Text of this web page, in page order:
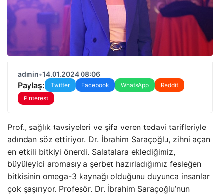
admin•14.01.2024 08:06
Paylaş: Twitter Facebook WhatsApp
Reddit
Pinterest
Prof., sağlık tavsiyeleri ve şifa veren tedavi tarifleriyle
adından söz ettiriyor. Dr. İbrahim Saraçoğlu, zihni açan
en etkili bitkiyi önerdi. Salatalara eklediğimiz,
büyüleyici aromasıyla şerbet hazırladığımız fesleğen
bitkisinin omega-3 kaynağı olduğunu duyunca insanlar
çok şaşırıyor. Profesör. Dr. İbrahim Saraçoğlu’nun